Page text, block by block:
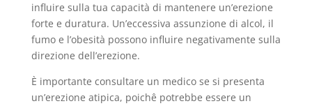
influire sulla tua capacità di mantenere un’erezione
forte e duratura. Un’eccessiva assunzione di alcol, il
fumo e l’obesità possono influire negativamente sulla
direzione dell’erezione.
È importante consultare un medico se si presenta
un’erezione atipica, poichê potrebbe essere un